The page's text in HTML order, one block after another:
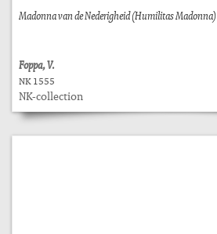
Madonna van de Nederigheid (Humilitas Madonna)
Foppa, V.
NK 1555
NK-collection